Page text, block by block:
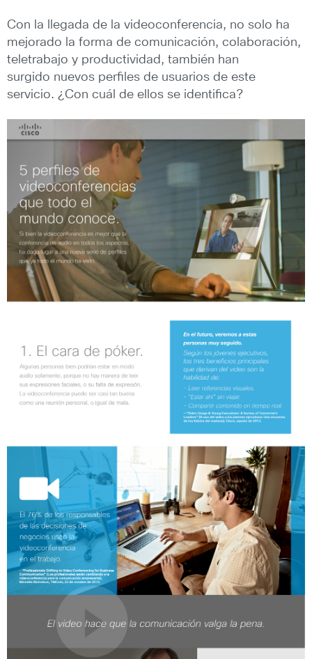
Con la llegada de la videoconferencia, no solo ha
mejorado la forma de comunicación, colaboración,
teletrabajo y productividad, también han
surgido nuevos perfiles de usuarios de este
servicio. ¿Con cuál de ellos se identifica?